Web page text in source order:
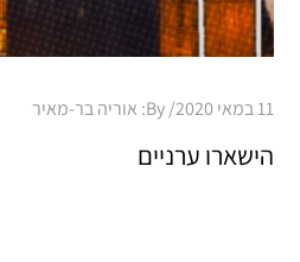
Posted
11 במאי 2020 By: אוריה בר-מאיר
הישארו ערניים